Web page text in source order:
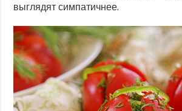
выглядят симпатичнее.